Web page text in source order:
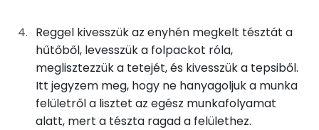
Retinol - A vitamin:
Fehérje
Összesen
Reggel kivesszük az enyhén megkelt tésztát a
hűtőből, levesszük a folpackot róla,
meglisztezzük a tetejét, és kivesszük a tepsiből.
Itt jegyzem meg, hogy ne hanyagoljuk a munka
felületről a lisztet az egész munkafolyamat
alatt, mert a tészta ragad a felülethez.